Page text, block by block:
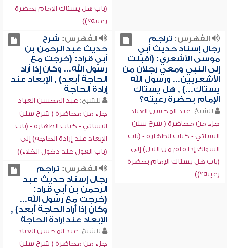
(باب هل يستاك الإمام بحضرة
رعيته؟))
الفهرس: تراجم
رجال إسناد حديث أبي
موسى الأشعري: (أقبلت
إلى النبي ومعي رجلان من
الأشعريين... ورسول الله
يستاك...) , هل يستاك
الإمام بحضرة رعيته؟
للشيخ: عبد المحسن العباد
جزء من محاضرة ( شرح سنن
النسائي - كتاب الطهارة - (باب
السواك إذا قام من الليل) إلى
(باب هل يستاك الإمام بحضرة
رعيته؟))
الفهرس: شرح
حديث عبد الرحمن بن
أبي قراد: (خرجت مع
رسول الله... وكان إذا أراد
الحاجة أبعد) , الإبعاد عند
إرادة الحاجة
للشيخ: عبد المحسن العباد
جزء من محاضرة ( شرح سنن
النسائي - كتاب الطهارة - (باب
الإبعاد عند إرادة الحاجة) إلى
(باب القول عند دخول الخلاء))
الفهرس: تراجم
رجال إسناد حديث عبد
الرحمن بن أبي قراد:
(خرجت مع رسول الله...
وكان إذا أراد الحاجة أبعد) ,
الإبعاد عند إرادة الحاجة
للشيخ: عبد المحسن العباد
جزء من محاضرة ( شرح سنن